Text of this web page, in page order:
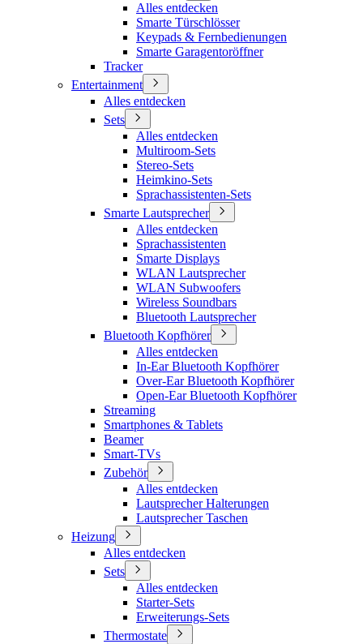
Alles entdecken
Smarte Türschlösser
Keypads & Fernbedienungen
Smarte Garagentoröffner
Tracker
Entertainment
Alles entdecken
Sets
Alles entdecken
Multiroom-Sets
Stereo-Sets
Heimkino-Sets
Sprachassistenten-Sets
Smarte Lautsprecher
Alles entdecken
Sprachassistenten
Smarte Displays
WLAN Lautsprecher
WLAN Subwoofers
Wireless Soundbars
Bluetooth Lautsprecher
Bluetooth Kopfhörer
Alles entdecken
In-Ear Bluetooth Kopfhörer
Over-Ear Bluetooth Kopfhörer
Open-Ear Bluetooth Kopfhörer
Streaming
Smartphones & Tablets
Beamer
Smart-TVs
Zubehör
Alles entdecken
Lautsprecher Halterungen
Lautsprecher Taschen
Heizung
Alles entdecken
Sets
Alles entdecken
Starter-Sets
Erweiterungs-Sets
Thermostate